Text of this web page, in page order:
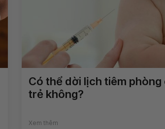
Có thể dời lịch tiêm phòng
trẻ không?
Xem thêm